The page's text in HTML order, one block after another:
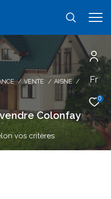
Fr
0
VENTE
AISNE
Colonfay
vos critères
à vos